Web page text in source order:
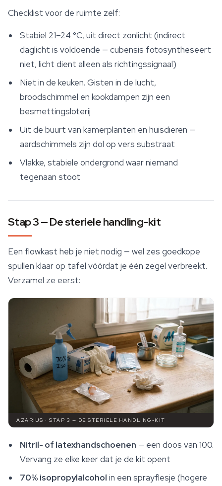
Checklist voor de ruimte zelf:
Stabiel 21–24 °C, uit direct zonlicht (indirect
daglicht is voldoende — cubensis fotosyntheseert
niet, licht dient alleen als richtingssignaal)
Niet in de keuken. Gisten in de lucht,
broodschimmel en kookdampen zijn een
besmettingsloterij
Uit de buurt van kamerplanten en huisdieren —
aardschimmels zijn dol op vers substraat
Vlakke, stabiele ondergrond waar niemand
tegenaan stoot
Stap 3 — De steriele handling-kit
Een flowkast heb je niet nodig — wel zes goedkope
spullen klaar op tafel vóórdat je één zegel verbreekt.
Verzamel ze eerst:
AZARIUS · STAP 3 — DE STERIELE HANDLING-KIT
Nitril- of latexhandschoenen — een doos van 100.
Vervang ze elke keer dat je de kit opent
70% isopropylalcohol in een sprayflesje (hogere